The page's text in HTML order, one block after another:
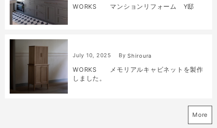
WORKS マンションリフォーム Y邸
July 10, 2025 By Shiroura
WORKS メモリアルキャビネットを製作
しました。
More